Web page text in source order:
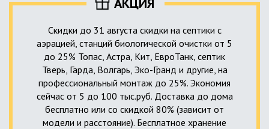
Скидки до 31 августа скидки на септики с
аэрацией, станций биологической очистки от 5
до 25% Топас, Астра, Кит, ЕвроТанк, септик
Тверь, Гарда, Волгарь, Эко-Гранд и другие, на
профессиональный монтаж до 25%. Экономия
сейчас от 5 до 100 тыс.руб. Доставка до дома
бесплатно или со скидкой 80% (зависит от
модели и расстояние). Бесплатное хранение